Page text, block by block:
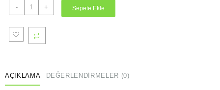
-
(50
Adet)
Çap
Etiket
adet
+ Sepete Ekle
AÇIKLAMA DEĞERLENDIRMELER (0)